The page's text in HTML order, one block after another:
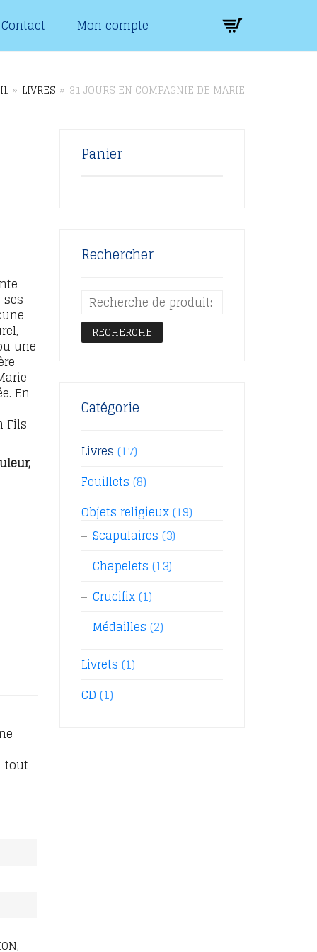
Contact Mon compte
» LIVRES » 31 JOURS EN COMPAGNIE DE MARIE
une
En
Fils
tout
Panier
Rechercher
RECHERCHE
Catégorie
Livres (17)
Feuillets (8)
Objets religieux(19)
Scapulaires (3)
Chapelets (13)
Crucifix(1)
Médailles (2)
Livrets (1)
CD (1)